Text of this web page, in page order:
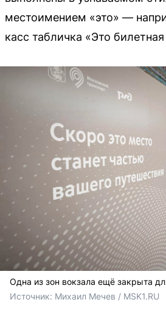
местоимением «это» —
касс табличка «Это билетная
Одна из зон вокзала ещё закрыта
Источник: Михаил Мечев / MSK1.RU